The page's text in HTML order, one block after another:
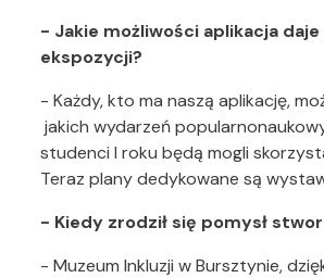
- Jakie możliwości aplikacja
ekspozycji?
- Każdy, kto ma naszą aplikację,
jakich wydarzeń
studenci I roku będą mogli
Teraz plany dedykowane są
- Kiedy zrodził się pomysł
- Muzeum Inkluzji w Bursztynie,